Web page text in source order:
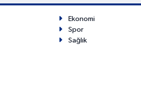
Ekonomi
Spor
Sağlık